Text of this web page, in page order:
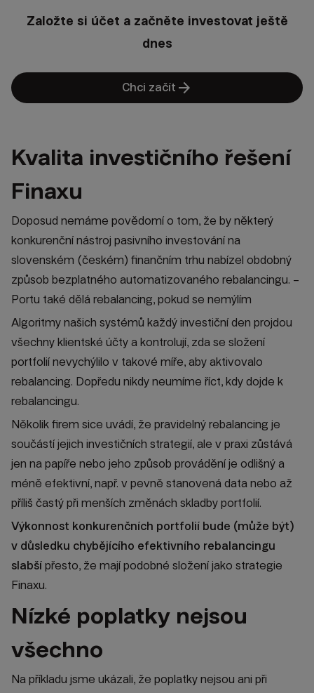
Založte si účet a začněte investovat ještě
dnes
Chci začít arrow_forward
Kvalita investičního řešení
Finaxu
Doposud nemáme povědomí o tom, že by některý
konkurenční nástroj pasivního investování na
slovenském (českém) finančním trhu nabízel obdobný
způsob bezplatného automatizovaného rebalancingu. –
Portu také dělá rebalancing, pokud se nemýlím
Algoritmy našich systémů každý investiční den projdou
všechny klientské účty a kontrolují, zda se složení
portfolií nevychýlilo v takové míře, aby aktivovalo
rebalancing. Dopředu nikdy neumíme říct, kdy dojde k
rebalancingu.
Několik firem sice uvádí, že pravidelný rebalancing je
součástí jejich investičních strategií, ale v praxi zůstává
jen na papíře nebo jeho způsob provádění je odlišný a
méně efektivní, např. v pevně stanovená data nebo až
příliš častý při menších změnách skladby portfolií.
Výkonnost konkurenčních portfolií bude (může být)
v důsledku chybějícího efektivního rebalancingu
slabší přesto, že mají podobné složení jako strategie
Finaxu.
Nízké poplatky nejsou
všechno
Na příkladu jsme ukázali, že poplatky nejsou ani při